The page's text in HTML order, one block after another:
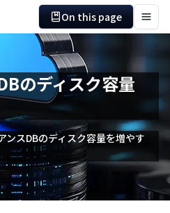
On this page
のディスク容量
ンスDBのディスク容量を増やす